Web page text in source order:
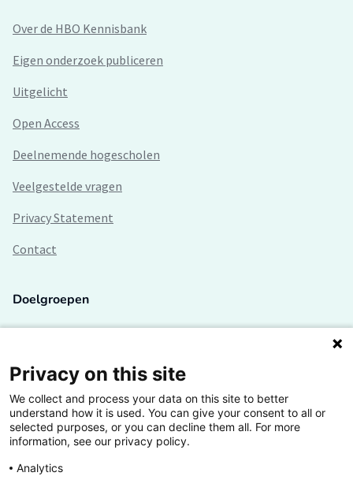
Over de HBO Kennisbank
Eigen onderzoek publiceren
Uitgelicht
Open Access
Deelnemende hogescholen
Veelgestelde vragen
Privacy Statement
Contact
Doelgroepen
Lectoren en onderzoekers
Bedrijven
Hogescholen
Privacy on this site
We collect and process your data on this site to better
understand how it is used. You can give your consent to all or
selected purposes, or you can decline them all. For more
information, see our privacy policy.
Analytics